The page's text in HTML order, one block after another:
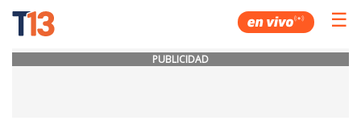
☰
PUBLICIDAD